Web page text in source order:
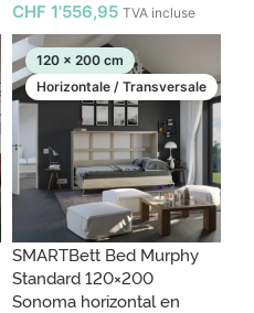
CHF 1'556,95 TVA incluse
120 x 200 cm
Horizontale / Transversale
SMARTBett Bed Murphy
Standard 120×200
Sonoma horizontal en